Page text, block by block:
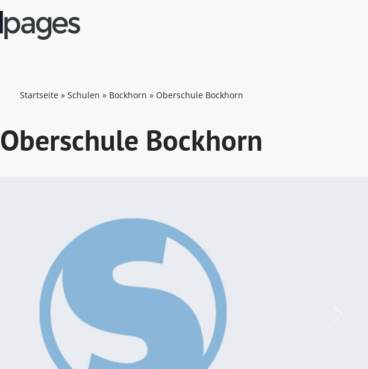
Startseite» Schulen » Bockhorn » Oberschule Bockhorn
Oberschule Bockhorn